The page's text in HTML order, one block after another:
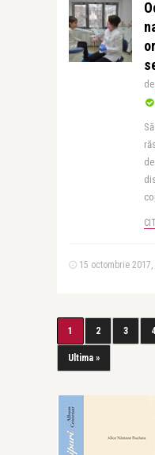
de
15 octombrie 2017,
1 2 3 4
Ultima »